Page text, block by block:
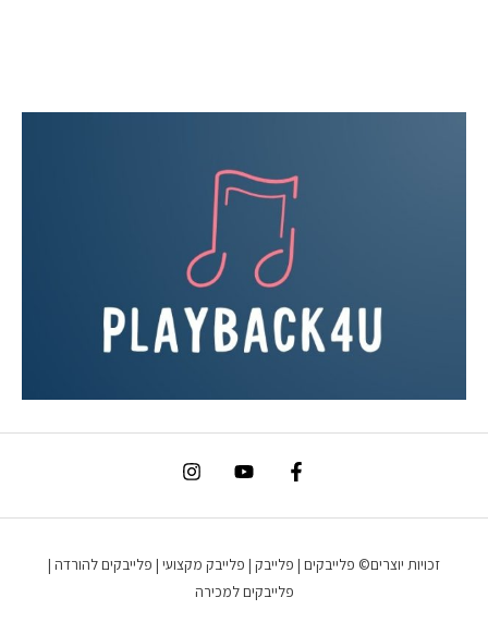
זכויות יוצרים© פלייבקים | פלייבק | פלייבק מקצועי | פלייבקים להורדה |
פלייבקים למכירה